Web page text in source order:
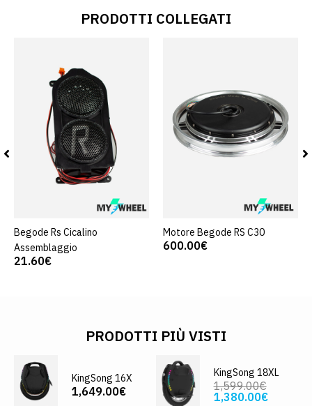
PRODOTTI COLLEGATI
Begode Rs Cicalino
Assemblaggio
21.60€
Motore Begode RS C30
600.00€
PRODOTTI PIÙ VISTI
KingSong 16X
1,649.00€
KingSong 18XL
1,599.00€
1,380.00€